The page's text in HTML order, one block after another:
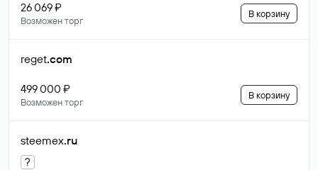
26 069 ₽
Возможен торг
В корзину
reget.com
499 000 ₽
Возможен торг
В корзину
steemex.ru
?